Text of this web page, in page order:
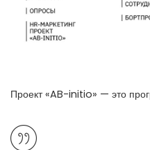
Проект «AB-initio» — это